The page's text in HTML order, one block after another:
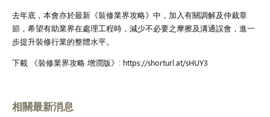
去年底，本會亦於最新《裝修業界攻略》中，加入有關調解及仲裁章
節，希望有助業界在處理工程時，減少不必要之摩擦及溝通誤會，進一
步提升裝修行業的整體水平。
下載 《裝修業界攻略 增潤版》: https://shorturl.at/sHUY3
相關最新消息